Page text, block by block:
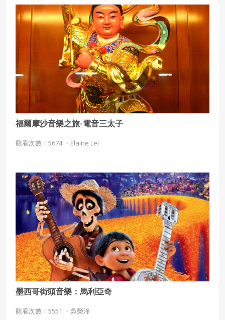
日），根據首都及疆域的變遷，可再分為北宋與南宋，合稱兩宋。
因國君姓趙，又為區別於南北朝時期之南朝宋，故亦稱「趙宋」。
又因五德終始說，宋朝為火德，故又別稱「火宋」、「炎宋」。北
方政權遼國和金國以宋朝位處其南方，稱其為「南朝」，並自詡為
「北朝」，西夏又因宋朝位於其東南，特稱其為「東朝」。宋朝是
中國古代歷史上經濟與文化教育最繁榮的時代，唐宋八大家六位出
自宋朝，儒學復興，社會上瀰漫尊師重道之風。
福爾摩沙音樂之旅-電音三太子
觀看次數：5674 ・ Elaine Lei
墨西哥街頭音樂：馬利亞奇
觀看次數：5551 ・ 吳榮浲
還沒有註冊帳號嗎？點擊立刻註冊
想起密碼了嗎？點擊
已經有註冊帳號了嗎？點擊 立刻登入
違反前項約定者，本系統得終止會員資格。
三、著作權授權
會員得於本系統內使用授權內容，除經著作權人有標示採取
創用CC授權或其他授權者，會員不得重製、轉載、散布或類
似方法流通授權內容。
本系統防盜拷措施或類似措施，會員不得予以破解、破壞或
以其他方法規避。
會員使用本系統之費用，由吉寶系統公司定之並按月收取。
吉寶系統公司得不定期公告與調整費用。
利。
本條約定不因本合約終止而失效。
五、聲明保證
會員聲明並保證會員於使用本系統時創作、上傳或張貼的著
作物，會員享有所有權或經合法授權。
如會員違反前項約定致吉寶系統公司遭追訴、請求或求償
者，吉寶系統公司應立即通知會員，必要時本系統得移除爭
議內容。會員應協助相關程序並負擔吉寶系統公司因此所生
支出（包括律師費用）、損害及損失。
同意上述條款，確定註冊